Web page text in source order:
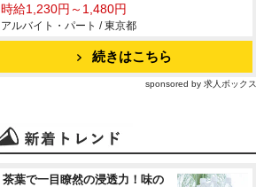
時給1,230円～1,480円
アルバイト・パート / 東京都
続きはこちら
sponsored by 求人ボックス
茶葉で一目瞭然の浸透力！味の